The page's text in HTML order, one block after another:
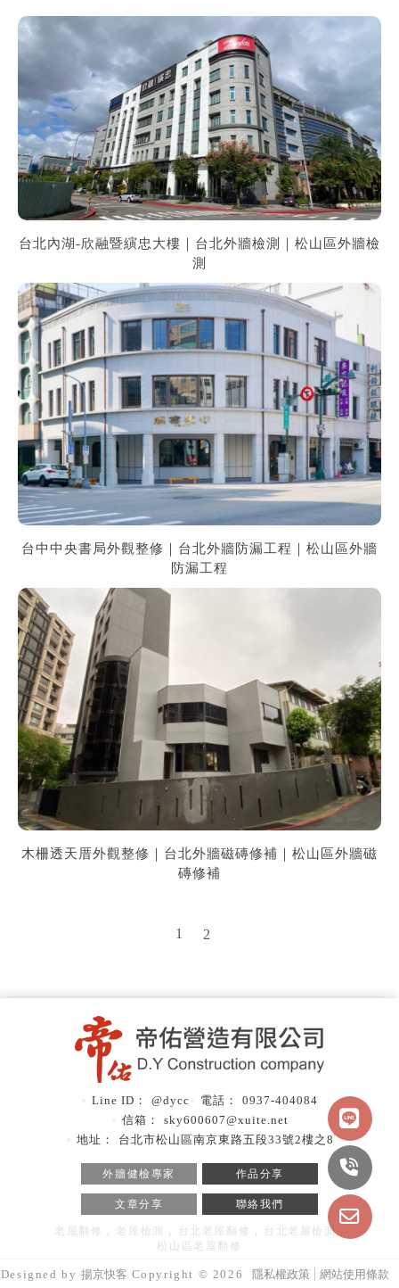
台北內湖-欣融暨縯忠大樓｜台北外牆檢測｜松山區外牆檢
測
台中中央書局外觀整修｜台北外牆防漏工程｜松山區外牆
防漏工程
木柵透天厝外觀整修｜台北外牆磁磚修補｜松山區外牆磁
磚修補
1 2
@dycc
0937-404084
sky600607@xuite.net
台北市松山區南京東路五段33號2樓之8
外牆健檢專家 作品分享
文章分享 聯絡我們
老屋翻修 老屋檢測 台北老屋翻修
台北老屋檢測
松山區老屋翻修
Designed by 揚京快客 Copyright © 2026 隱私權政策
網站使用條款